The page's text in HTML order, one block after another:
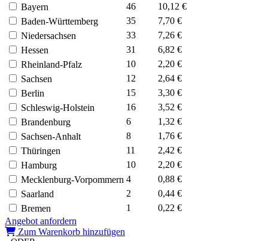
Bayern
46
10,12 €
Baden-Württemberg
35
7,70 €
Niedersachsen
33
7,26 €
Hessen
31
6,82 €
Rheinland-Pfalz
10
2,20 €
Sachsen
12
2,64 €
Berlin
15
3,30 €
Schleswig-Holstein
16
3,52 €
Brandenburg
6
1,32 €
Sachsen-Anhalt
8
1,76 €
Thüringen
11
2,42 €
Hamburg
10
2,20 €
Mecklenburg-Vorpommern 4
0,88 €
Saarland
2
0,44 €
Bremen
1
0,22 €
Angebot anfordern
Zum Warenkorb hinzufügen